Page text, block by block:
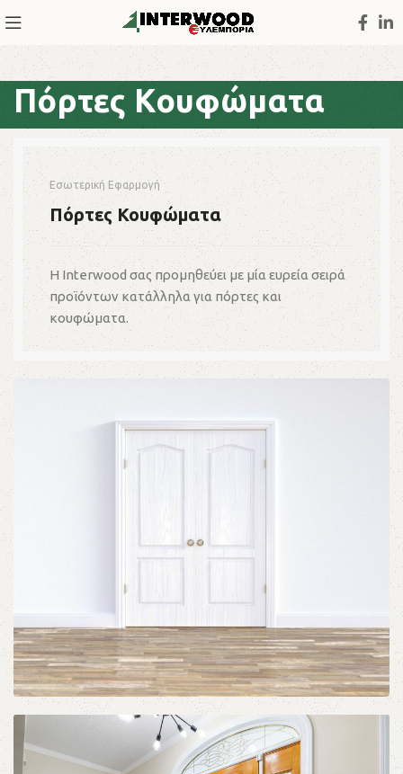
Πόρτες Κουφώματα
Εσωτερική Εφαρμογή
Πόρτες Κουφώματα
Η Interwood σας προμηθεύει με μία ευρεία σειρά
προϊόντων κατάλληλα για πόρτες και
κουφώματα.